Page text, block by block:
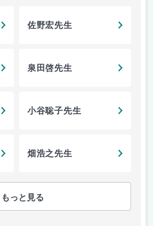
佐野宏先生
泉田啓先生
小谷聡子先生
畑浩之先生
もっと見る